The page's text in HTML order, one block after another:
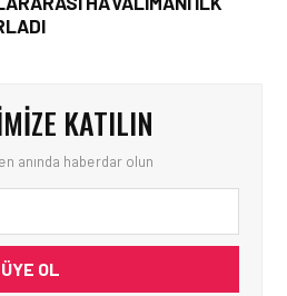
KATILIN
anında haberdar olun
ÜYE OL